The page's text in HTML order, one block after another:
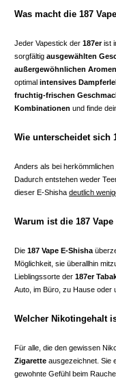
Was macht die 187
Jeder Vapestick der 187erist
sorgfältig ausgewählten
außergewöhnlichen Aromen
optimal intensives
fruchtig-frischen
Kombinationen und finde
Wie unterscheidet sich
Anders als bei herkömmlichen
Dadurch entstehen weder
dieser E-Shisha deutlich
Warum ist die 187
Die 187 Vape E-Shisha
Möglichkeit, sie überallhin
Lieblingssorte der 187er
Auto, im Büro, zu Hause oder
Welcher Nikotingehalt
Für alle, die den gewissen
Zigarette ausgezeichnet. Sie
gewohnte Gefühl beim